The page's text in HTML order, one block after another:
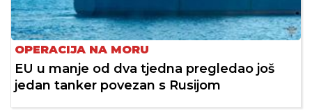
OPERACIJA NA MORU
EU u manje od dva tjedna pregledao još
jedan tanker povezan s Rusijom